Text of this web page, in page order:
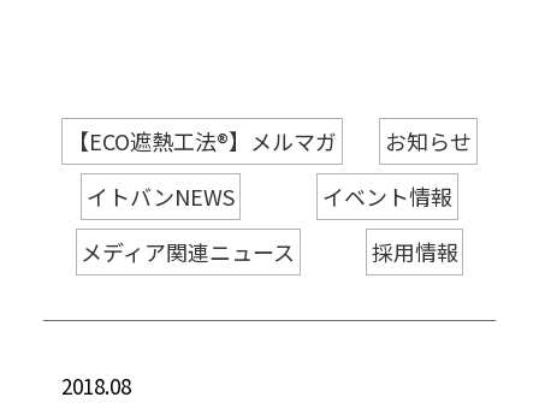
【ECO遮熱工法®】メルマガ
お知らせ
イトバンNEWS
イベント情報
メディア関連ニュース
採用情報
2018.08